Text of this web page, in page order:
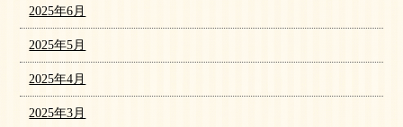
2025年6月
2025年5月
2025年4月
2025年3月